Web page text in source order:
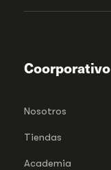
Coorporativo
Nosotros
Tiendas
Academia